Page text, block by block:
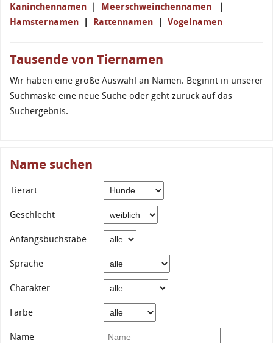
Kaninchennamen | Meerschweinchennamen |
Hamsternamen | Rattennamen | Vogelnamen
Tausende von Tiernamen
Wir haben eine große Auswahl an Namen. Beginnt in unserer
Suchmaske eine neue Suche oder geht zurück auf das
Suchergebnis.
Name suchen
Tierart
Geschlecht
Anfangsbuchstabe
Sprache
Charakter
Farbe
Name